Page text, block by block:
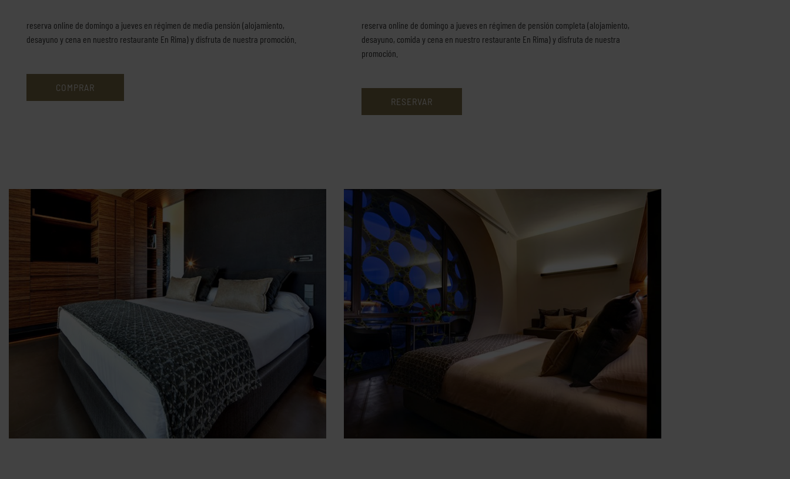
reserva online de domingo a jueves en régimen de media pensión (alojamiento,
desayuno y cena en nuestro restaurante En Rima) y disfruta de nuestra promoción.
COMPRAR
reserva online de domingo a jueves en régimen de pensión completa (alojamiento,
desayuno, comida y cena en nuestro restaurante En Rima) y disfruta de nuestra
promoción.
RESERVAR